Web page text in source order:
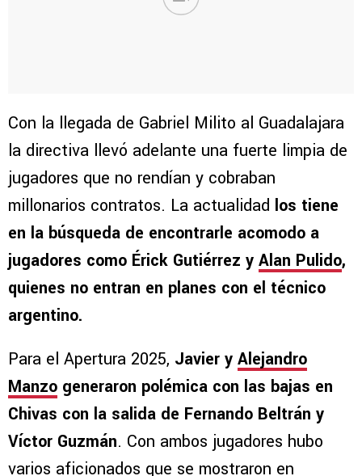
Con la llegada de Gabriel Milito al Guadalajara
la directiva llevó adelante una fuerte limpia de
jugadores que no rendían y cobraban
millonarios contratos. La actualidad los tiene
en la búsqueda de encontrarle acomodo a
jugadores como Érick Gutiérrez y Alan Pulido,
quienes no entran en planes con el técnico
argentino.
Para el Apertura 2025, Javier y Alejandro
Manzo generaron polémica con las bajas en
Chivas con la salida de Fernando Beltrán y
Víctor Guzmán. Con ambos jugadores hubo
varios aficionados que se mostraron en